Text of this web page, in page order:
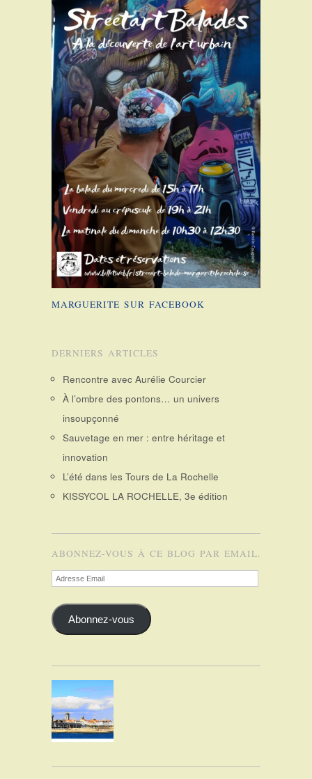
MARGUERITE SUR FACEBOOK
DERNIERS ARTICLES
Rencontre avec Aurélie Courcier
À l’ombre des pontons… un univers
insoupçonné
Sauvetage en mer : entre héritage et
innovation
L’été dans les Tours de La Rochelle
KISSYCOL LA ROCHELLE, 3e édition
ABONNEZ-VOUS À CE BLOG PAR EMAIL.
Adresse
Email
Abonnez-vous